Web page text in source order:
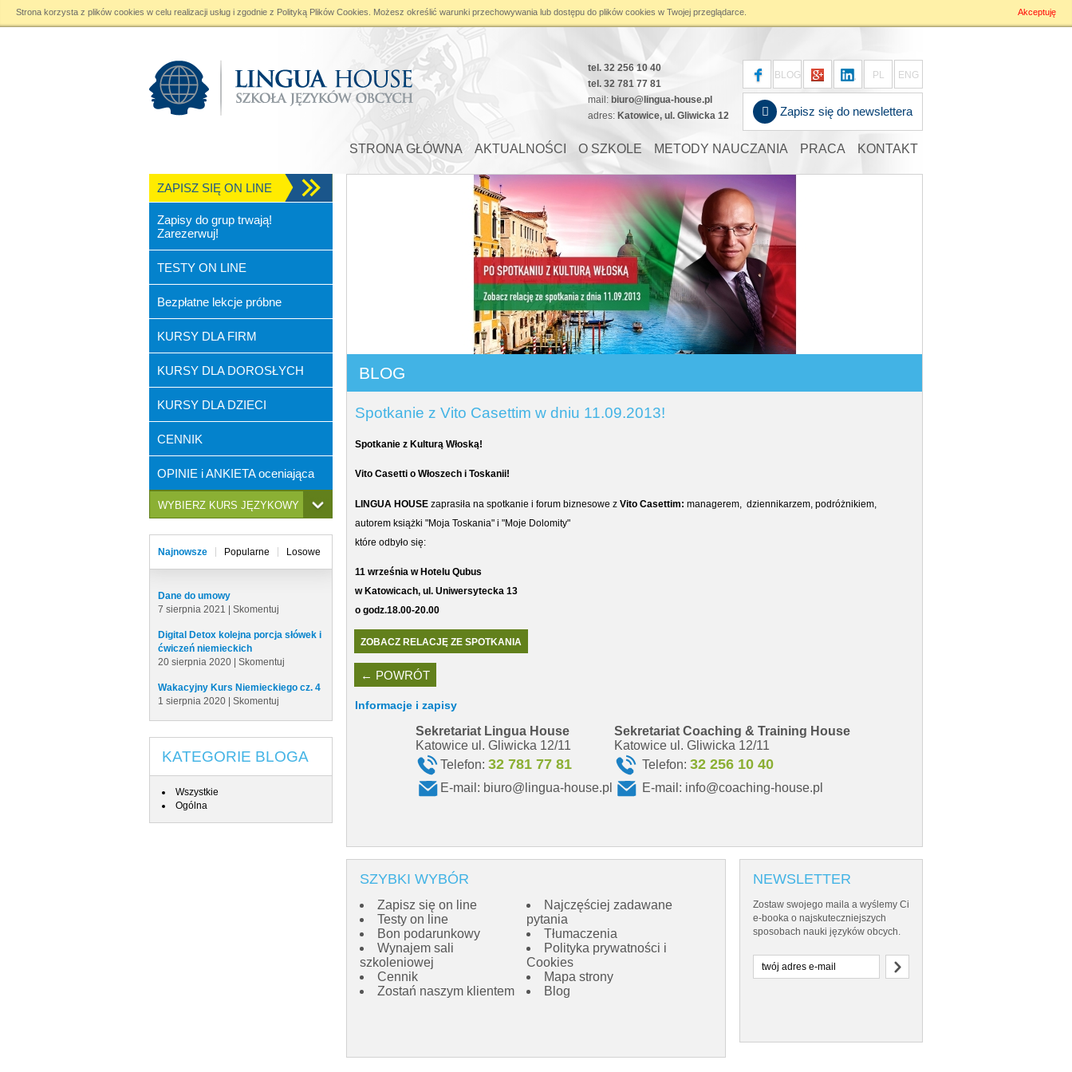
: file_put_contents(): Only 0 of 24 bytes written, possibly out of free disk space in /home/klient.dhosting.pl/linguahouse/lingua-house.pl/public_html/modules/blog.php
tel. 32 256 10 40
tel. 32 781 77 81
mail: biuro@lingua-house.pl
adres: Katowice, ul. Gliwicka 12
ENG
PL
BLOG
Zapisz się do newslettera
STRONA GŁÓWNA AKTUALNOŚCI O SZKOLE METODY NAUCZANIA PRACA KONTAKT
ZAPISZ SIĘ ON LINE
Zapisy do grup trwają!
Zarezerwuj!
TESTY ON LINE
Bezpłatne lekcje próbne
KURSY DLA FIRM
KURSY DLA DOROSŁYCH
KURSY DLA DZIECI
CENNIK
OPINIE i ANKIETA oceniająca
WYBIERZ KURS JĘZYKOWY
Najnowsze Popularne Losowe
Dane do umowy
7 sierpnia 2021 | Skomentuj
Digital Detox kolejna porcja słówek i
ćwiczeń niemieckich
20 sierpnia 2020 | Skomentuj
Wakacyjny Kurs Niemieckiego cz. 4
1 sierpnia 2020 | Skomentuj
KATEGORIE BLOGA
Wszystkie
Ogólna
BLOG
Spotkanie z Vito Casettim w dniu 11.09.2013!
Spotkanie z Kulturą Włoską!
Vito Casetti o Włoszech i Toskanii!
LINGUA HOUSE zaprasiła na spotkanie i forum biznesowe z Vito Casettim: managerem, dziennikarzem, podróżnikiem,
autorem książki "Moja Toskania" i "Moje Dolomity"
które odbyło się:
11 września w Hotelu Qubus
w Katowicach, ul. Uniwersytecka 13
o godz.18.00-20.00
ZOBACZ RELACJĘ ZE SPOTKANIA
← POWRÓT
Informacje i zapisy
Sekretariat Lingua House
Katowice ul. Gliwicka 12/11
Sekretariat Coaching & Training House
Katowice ul. Gliwicka 12/11
Telefon: 32 781 77 81 Telefon: 32 256 10 40
E-mail: biuro@lingua-house.pl E-mail: info@coaching-house.pl
SZYBKI WYBÓR
Zapisz się on line
Testy on line
Bon podarunkowy
Wynajem sali
szkoleniowej
Cennik
Zostań naszym klientem
Najczęściej zadawane
pytania
Tłumaczenia
Polityka prywatności i
Cookies
Mapa strony
Blog
NEWSLETTER
Zostaw swojego maila a wyślemy Ci
e-booka o najskuteczniejszych
sposobach nauki języków obcych.
Akceptuję
Strona korzysta z plików cookies w celu realizacji usług i zgodnie z Polityką Plików Cookies . Możesz określić warunki przechowywania lub dostępu do plików cookies w Twojej przeglądarce.